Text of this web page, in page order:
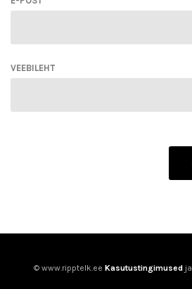
VEEBILEHT
© www.ripptelk.ee Kasutustingimusedja